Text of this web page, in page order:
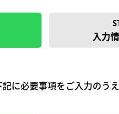
入力
記に必要事項をご入力のう